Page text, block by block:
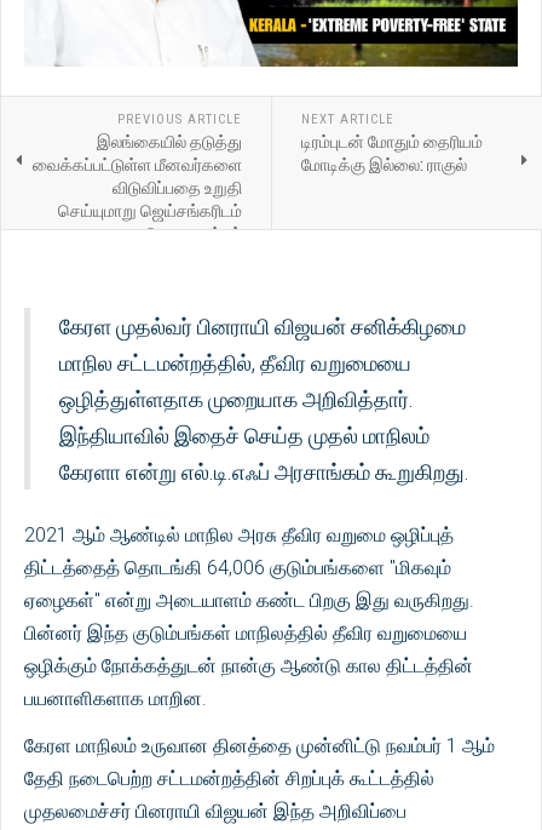
PREVIOUS ARTICLE
இலங்கையில் தடுத்து
வைக்கப்பட்டுள்ள மீனவர்களை
விடுவிப்பதை உறுதி
செய்யுமாறு ஜெய்சங்கரிடம்
தமிழக முதல்வர்
NEXT ARTICLE
டிரம்புடன் மோதும் தைரியம்
மோடிக்கு இல்லை: ராகுல்
கேரள முதல்வர் பினராயி விஜயன் சனிக்கிழமை
மாநில சட்டமன்றத்தில், தீவிர வறுமையை
ஒழித்துள்ளதாக முறையாக அறிவித்தார்.
இந்தியாவில் இதைச் செய்த முதல் மாநிலம்
கேரளா என்று எல்.டி.எஃப் அரசாங்கம் கூறுகிறது.
2021 ஆம் ஆண்டில் மாநில அரசு தீவிர வறுமை ஒழிப்புத்
திட்டத்தைத் தொடங்கி 64,006 குடும்பங்களை "மிகவும்
ஏழைகள்" என்று அடையாளம் கண்ட பிறகு இது வருகிறது.
பின்னர் இந்த குடும்பங்கள் மாநிலத்தில் தீவிர வறுமையை
ஒழிக்கும் நோக்கத்துடன் நான்கு ஆண்டு கால திட்டத்தின்
பயனாளிகளாக மாறின.
கேரள மாநிலம் உருவான தினத்தை முன்னிட்டு நவம்பர் 1 ஆம்
தேதி நடைபெற்ற சட்டமன்றத்தின் சிறப்புக் கூட்டத்தில்
முதலமைச்சர் பினராயி விஜயன் இந்த அறிவிப்பை